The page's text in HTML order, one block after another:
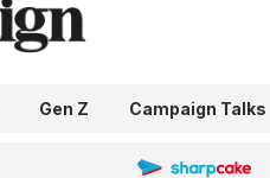
Gen Z Campaign Talks
Sharpcake